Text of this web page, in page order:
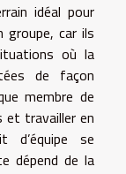
idéal pour
groupe, car ils
où la
de façon
membre de
et travailler en
d’équipe se
dépend de la